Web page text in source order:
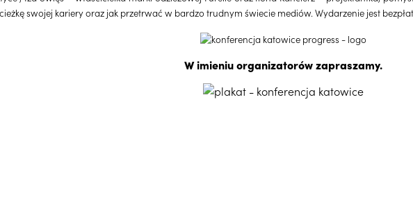
swojej kariery oraz jak przetrwać w bardzo trudnym świecie mediów. Wydarzenie jest
W imieniu organizatorów zapraszamy.